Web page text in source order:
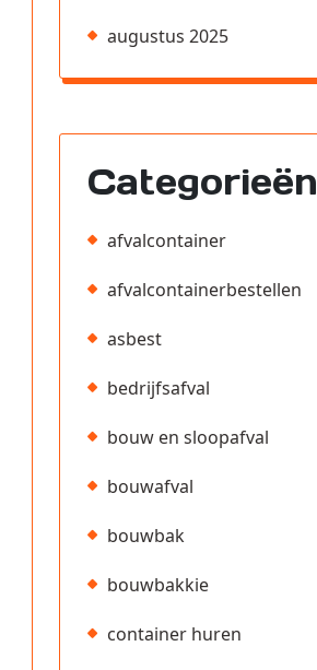
augustus 2025
Categorieën
afvalcontainer
afvalcontainerbestellen
asbest
bedrijfsafval
bouw en sloopafval
bouwafval
bouwbak
bouwbakkie
container huren